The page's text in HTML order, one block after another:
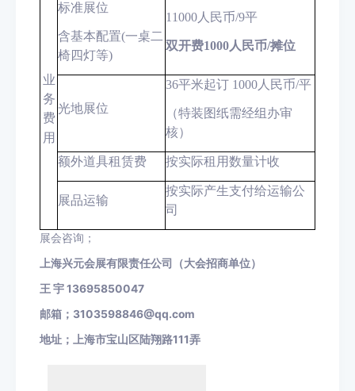
业
务
费
用
标准展位
含基本配置(一桌二
椅四灯等)
11000 人民币/9平
双开费1000人民币/摊位
光地展位
36平米起订 1000 人民币/平
（特装图纸需经组办审
核）
额外道具租赁费 按实际租用数量计收
展品运输
按实际产生支付给运输公
司
展会咨询；
上海兴元会展有限责任公司（大会招商单位）
王宇13695850047
邮箱； 3103598846@qq.com
地址；上海市宝山区陆翔路111弄